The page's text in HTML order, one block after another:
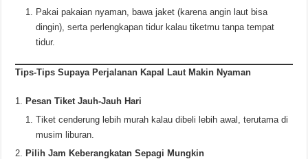
Pakai pakaian nyaman, bawa jaket (karena angin laut bisa
dingin), serta perlengkapan tidur kalau tiketmu tanpa tempat
tidur.
Tips-Tips Supaya Perjalanan Kapal Laut Makin Nyaman
Pesan Tiket Jauh-Jauh Hari
Tiket cenderung lebih murah kalau dibeli lebih awal, terutama di
musim liburan.
Pilih Jam Keberangkatan Sepagi Mungkin